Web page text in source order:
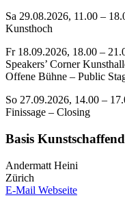
Sa 29.08.2026, 11.00 –
Kunsthoch
Fr 18.09.2026, 18.00 –
Speakers’ Corner
Offene Bühne – Public
So 27.09.2026, 14.00 –
Finissage – Closing
Basis
Andermatt Heini
Zürich
E-Mail Webseite